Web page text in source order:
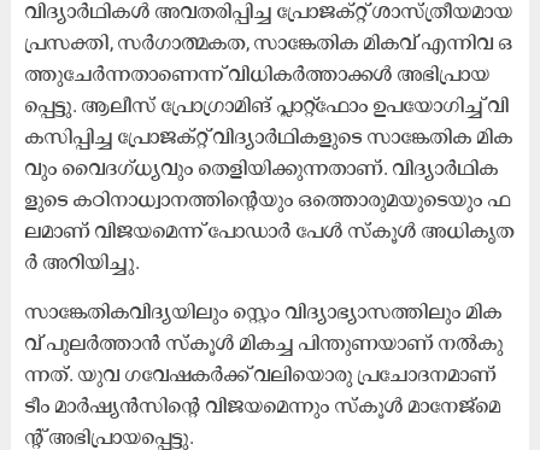
വി​ദ്യാ​ർ​ഥി​ക​ൾ അ​വ​ത​രി​പ്പി​ച്ച പ്രോ​ജ​ക്റ്റ് ശാ​സ്ത്രീ​യ​മാ​യ
പ്ര​സ​ക്തി, സ​ർ​ഗാ​ത്മ​ക​ത, സാ​ങ്കേ​തി​ക മി​ക​വ് എ​ന്നി​വ ഒ​
ത്തു​ചേ​ർ​ന്ന​താ​ണെ​ന്ന് വി​ധി​ക​ർ​ത്താ​ക്ക​ൾ അ​ഭി​പ്രാ​യ​
പ്പെ​ട്ടു. ആ​ലീ​സ് പ്രോ​ഗ്രാ​മി​ങ് പ്ലാ​റ്റ്‌​ഫോം ഉ​പ​യോ​ഗി​ച്ച് വി​
ക​സി​പ്പി​ച്ച പ്രോ​ജ​ക്റ്റ് വി​ദ്യാ​ർ​ഥി​ക​ളു​ടെ സാ​ങ്കേ​തി​ക മി​ക​
വും വൈ​ദ​ഗ്ധ്യ​വും തെ​ളി​യി​ക്കു​ന്ന​താ​ണ്. വി​ദ്യാ​ർ​ഥി​ക​
ളു​ടെ ക​ഠി​നാ​ധ്വാ​ന​ത്തി​ന്റെ​യും ഒ​ത്തൊ​രു​മ​യു​ടെ​യും ഫ​
ല​മാ​ണ് വി​ജ​യ​മെ​ന്ന് പോ​ഡാ​ർ പേ​ൾ സ്കൂ​ൾ അ​ധി​കൃ​ത​
ർ അ​റി​യി​ച്ചു.
സാ​ങ്കേ​തി​ക​വി​ദ്യ​യി​ലും സ്റ്റെം ​വി​ദ്യാ​ഭ്യാ​സ​ത്തി​ലും മി​ക​
വ് പു​ല​ർ​ത്താ​ൻ സ്കൂ​ൾ മി​ക​ച്ച പി​ന്തു​ണ​യാ​ണ് ന​ൽ​കു​
ന്ന​ത്. യു​വ ഗ​വേ​ഷ​ക​ർ​ക്ക് വ​ലി​യൊ​രു പ്ര​ചോ​ദ​ന​മാ​ണ്
ടീം ​മാ​ർ​ഷ്യ​ൻ​സി​ന്റെ വി​ജ​യ​മെ​ന്നും സ്കൂ​ൾ മാ​നേ​ജ്മെ​
ന്റ് അ​ഭി​പ്രാ​യ​പ്പെ​ട്ടു.